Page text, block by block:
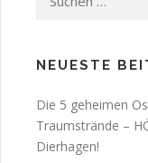
nach:
NEUESTE
Die 5 geheimen
Traumstrände –
Dierhagen!